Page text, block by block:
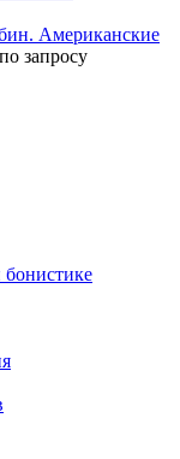
Американские
запросу